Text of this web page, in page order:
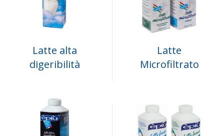
Latte alta
digeribilità
Latte
Microfiltrato